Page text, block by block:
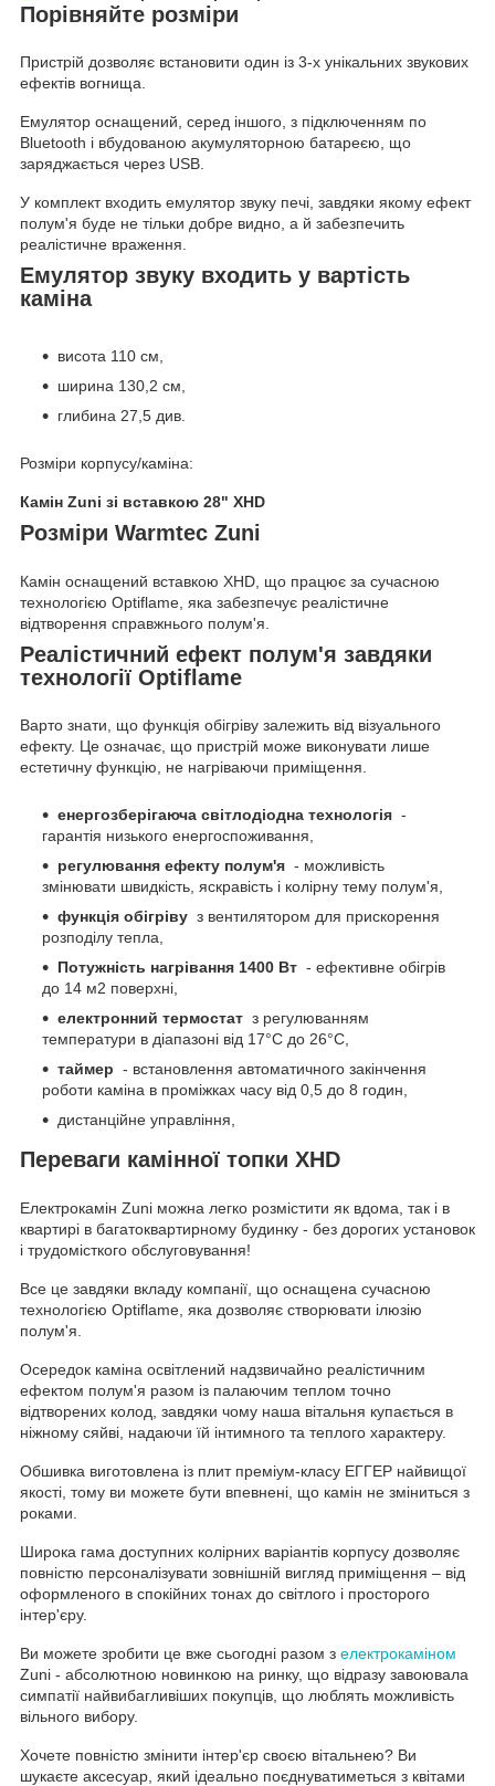
Хочете повністю змінити інтер'єр своєю вітальнею? Ви
шукаєте аксесуар, який ідеально поєднуватиметься з квітами
Ви можете зробити це вже сьогодні разом з електрокаміном
Zuni - абсолютною новинкою на ринку, що відразу завоювала
симпатії найвибагливіших покупців, що люблять можливість
вільного вибору.
Широка гама доступних колірних варіантів корпусу дозволяє
повністю персоналізувати зовнішній вигляд приміщення – від
оформленого в спокійних тонах до світлого і просторого
інтер'єру.
Обшивка виготовлена із плит преміум-класу ЕГГЕР найвищої
якості, тому ви можете бути впевнені, що камін не зміниться з
роками.
Осередок каміна освітлений надзвичайно реалістичним
ефектом полум'я разом із палаючим теплом точно
відтворених колод, завдяки чому наша вітальня купається в
ніжному сяйві, надаючи їй інтимного та теплого характеру.
Все це завдяки вкладу компанії, що оснащена сучасною
технологією Optiflame, яка дозволяє створювати ілюзію
полум'я.
Електрокамін Zuni можна легко розмістити як вдома, так і в
квартирі в багатоквартирному будинку - без дорогих установок
і трудомісткого обслуговування!
Переваги камінної топки XHD
енергозберігаюча світлодіодна технологія -
гарантія низького енергоспоживання,
регулювання ефекту полум'я - можливість
змінювати швидкість, яскравість і колірну тему полум'я,
функція обігріву з вентилятором для прискорення
розподілу тепла,
Потужність нагрівання 1400 Вт - ефективне обігрів
до 14 м2 поверхні,
електронний термостат з регулюванням
температури в діапазоні від 17°С до 26°С,
таймер - встановлення автоматичного закінчення
роботи каміна в проміжках часу від 0,5 до 8 годин,
дистанційне управління,
Варто знати, що функція обігріву залежить від візуального
ефекту. Це означає, що пристрій може виконувати лише
естетичну функцію, не нагріваючи приміщення.
Реалістичний ефект полум'я завдяки
технології Optiflame
Камін оснащений вставкою XHD, що працює за сучасною
технологією Optiflame, яка забезпечує реалістичне
відтворення справжнього полум'я.
Розміри Warmtec Zuni
Камін Zuni зі вставкою 28" XHD
Розміри корпусу/каміна:
висота 110 см,
ширина 130,2 см,
глибина 27,5 див.
Емулятор звуку входить у вартість
каміна
У комплект входить емулятор звуку печі, завдяки якому ефект
полум'я буде не тільки добре видно, а й забезпечить
реалістичне враження.
Емулятор оснащений, серед іншого, з підключенням по
Bluetooth і вбудованою акумуляторною батареєю, що
заряджається через USB.
Пристрій дозволяє встановити один із 3-х унікальних звукових
ефектів вогнища.
Порівняйте розміри